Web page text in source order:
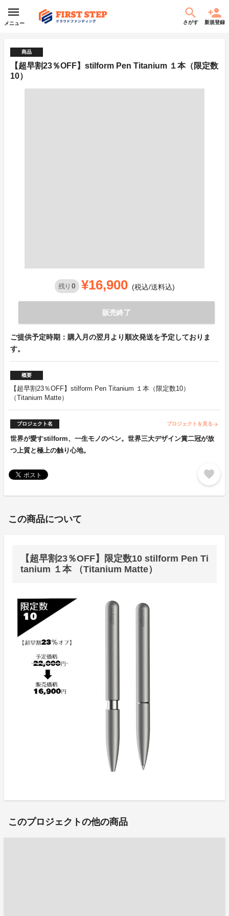
メニュー さがす 新規登録
商品
【超早割23％OFF】stilform Pen Titanium １本（限定数
10）
残り 0 ¥16,900 (税込/送料込)
販売終了
ご提供予定時期：購入月の翌月より順次発送を予定しておりま
す。
概要
【超早割23％OFF】stilform Pen Titanium １本（限定数10）
（Titanium Matte）
プロジェクト名 プロジェクトを見る arrow_forward
世界が愛すstilform、一生モノのペン。世界三大デザイン賞二冠が放
つ上質と極上の触り心地。
favorite
この商品について
【超早割23％OFF】限定数10 stilform Pen Ti
tanium １本 （Titanium Matte）
このプロジェクトの他の商品